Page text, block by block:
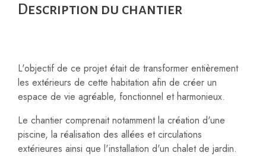
Description du chantier
L'objectif de ce projet était de transformer entièrement
les extérieurs de cette habitation afin de créer un
espace de vie agréable, fonctionnel et harmonieux.
Le chantier comprenait notamment la création d'une
piscine, la réalisation des allées et circulations
extérieures ainsi que l'installation d'un chalet de jardin.